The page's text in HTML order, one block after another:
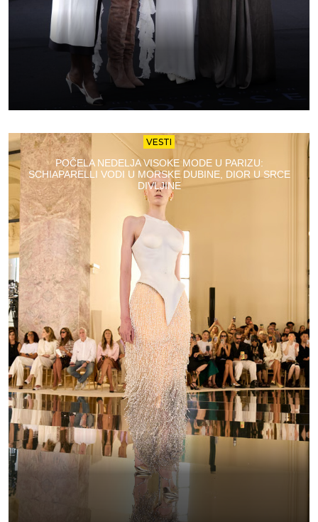
VESTI
POČELA NEDELJA VISOKE MODE U PARIZU:
SCHIAPARELLI VODI U MORSKE DUBINE, DIOR U SRCE
DIVLJINE